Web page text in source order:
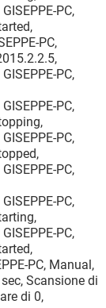
PC,
PC,
PC,
PC,
PC,
PC,
PC,
PC,
PC, Manual,
Scansione di
di 0,